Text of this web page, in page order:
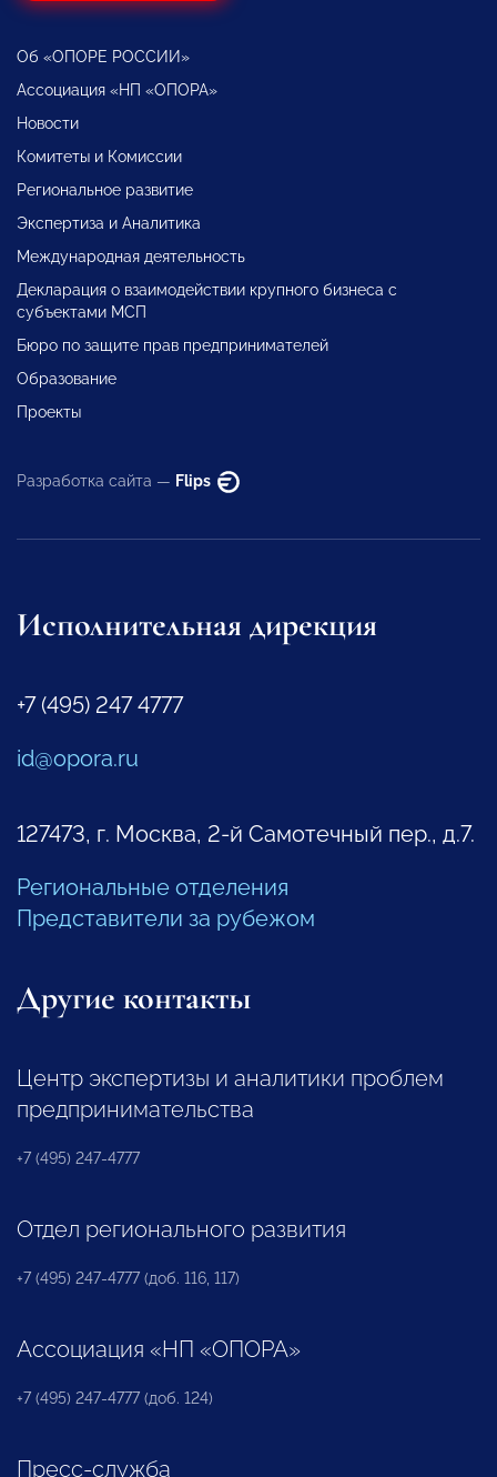
Об «ОПОРЕ РОССИИ»
Ассоциация «НП «ОПОРА»
Новости
Комитеты и Комиссии
Региональное развитие
Экспертиза и Аналитика
Международная деятельность
Декларация о взаимодействии крупного бизнеса с
субъектами МСП
Бюро по защите прав предпринимателей
Образование
Проекты
Разработка сайта — Flips
Исполнительная дирекция
+7 (495) 247 4777
id@opora.ru
127473, г. Москва, 2-й Самотечный пер., д.7.
Региональные отделения
Представители за рубежом
Другие контакты
Центр экспертизы и аналитики проблем
предпринимательства
+7 (495) 247-4777
Отдел регионального развития
+7 (495) 247-4777 (доб. 116, 117)
Ассоциация «НП «ОПОРА»
+7 (495) 247-4777 (доб. 124)
Пресс-служба